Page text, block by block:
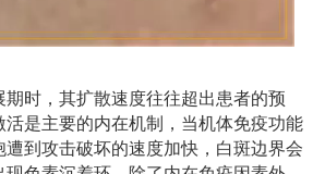
期时，其扩散速度往往超出患者的预
是主要的内在机制，当机体免疫功能
到攻击破坏的速度加快，白斑边界会